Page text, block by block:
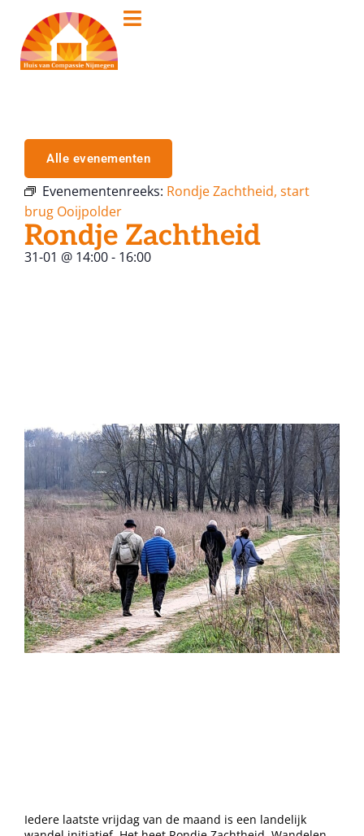
Alle evenementen
Evenementenreeks: Rondje Zachtheid, start
brug Ooijpolder
Rondje Zachtheid
31-01 @ 14:00- 16:00
Iedere laatste vrijdag van de maand is een landelijk